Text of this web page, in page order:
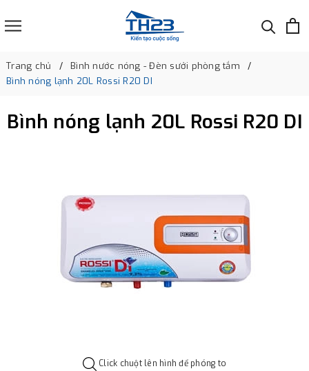
Trang chủ
Bình nước nóng - Đèn sưởi phòng tắm
Bình nóng lạnh 20L Rossi R20 DI
Bình nóng lạnh 20L Rossi R20 DI
Click chuột lên hình để phóng to